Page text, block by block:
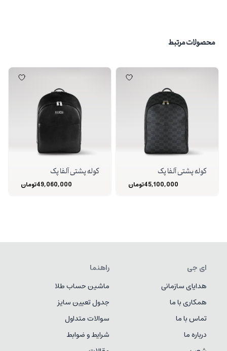
محصولات مرتبط
کوله پشتی آلفا پک
45,100,000تومان
کوله پشتی آلفا پک
49,060,000تومان
ای جی
هدایای سازمانی
همکاری با ما
تماس با ما
درباره ما
راهنما
ماشین حساب طلا
جدول تعیین سایز
سوالات متداول
شرایط و ضوابط